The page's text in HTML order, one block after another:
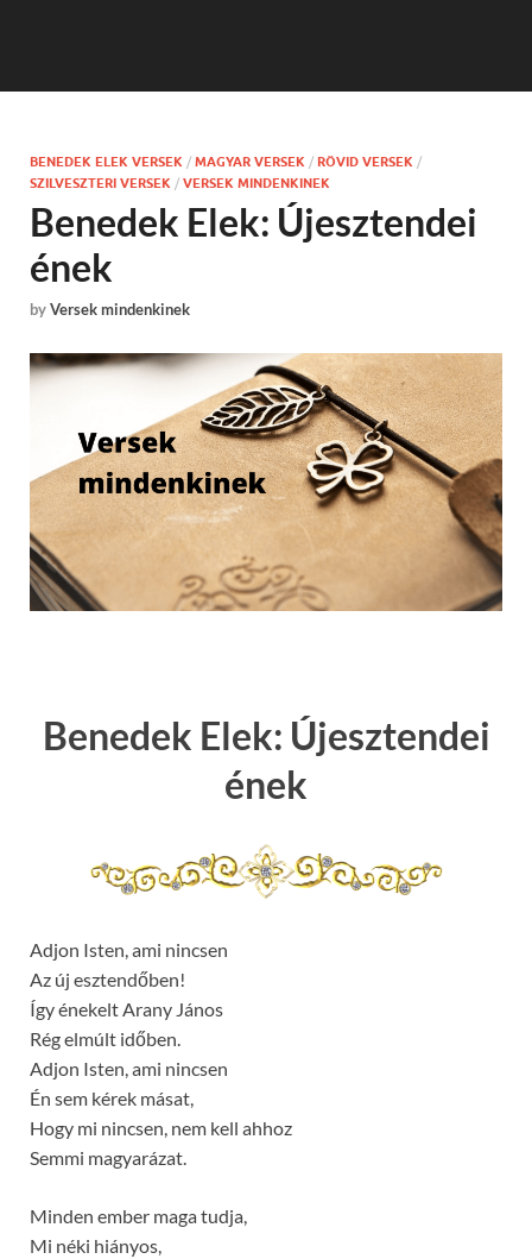
BENEDEK ELEK VERSEK / MAGYAR VERSEK / RÖVID VERSEK /
SZILVESZTERI VERSEK / VERSEK MINDENKINEK
Benedek Elek: Újesztendei
ének
byVersek mindenkinek
Benedek Elek: Újesztendei
ének
Adjon Isten, ami nincsen
Az új esztendőben!
Így énekelt Arany János
Rég elmúlt időben.
Adjon Isten, ami nincsen
Én sem kérek másat,
Hogy mi nincsen, nem kell ahhoz
Semmi magyarázat.
Minden ember maga tudja,
Mi néki hiányos,